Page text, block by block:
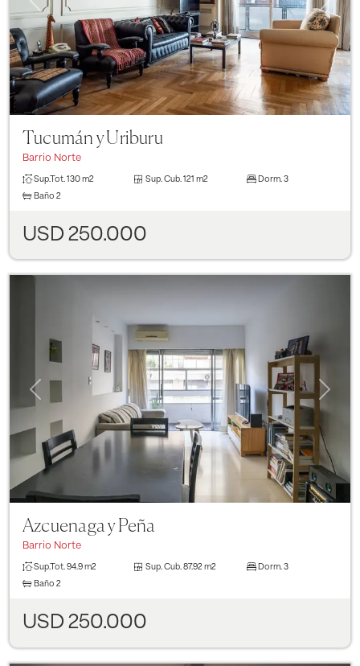
Tucumán y Uriburu
Barrio Norte
Sup.Tot. 130 m2 Sup. Cub. 121 m2 Dorm. 3
Baño 2
USD 250.000
Previous
Azcuenaga y Peña
Barrio Norte
Sup.Tot.94.9 m2 Sup. Cub. 87.92 m2 Dorm. 3
Baño 2
USD 250.000